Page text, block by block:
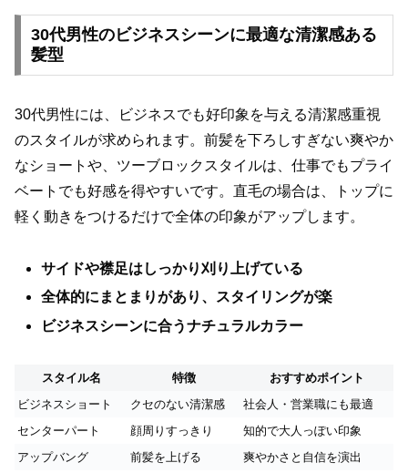
30代男性のビジネスシーンに最適な清潔感ある
髪型
30代男性には、ビジネスでも好印象を与える清潔感重視
のスタイルが求められます。前髪を下ろしすぎない爽やか
なショートや、ツーブロックスタイルは、仕事でもプライ
ベートでも好感を得やすいです。直毛の場合は、トップに
軽く動きをつけるだけで全体の印象がアップします。
サイドや襟足はしっかり刈り上げている
全体的にまとまりがあり、スタイリングが楽
ビジネスシーンに合うナチュラルカラー
スタイル名 特徴
おすすめポイント
ビジネスショート
クセのない清潔感
社会人・営業職にも最適
センターパート
顔周りすっきり
知的で大人っぽい印象
アップバング
前髪を上げる 爽やかさと自信を演出